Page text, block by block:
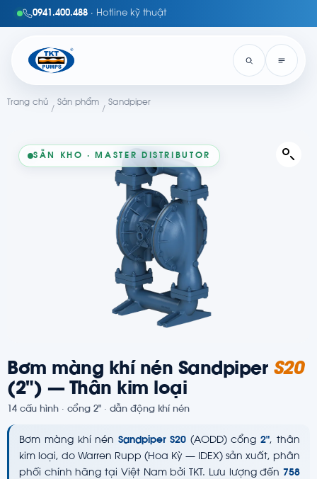
0941.400.488 · Hotline kỹ thuật
Trang chủ
/
Sản phẩm
/
Sandpiper
SẴN KHO · MASTER DISTRIBUTOR
Bơm màng khí nén Sandpiper S20
(2") — Thân kim loại
14 cấu hình · cổng 2" · dẫn động khí nén
Bơm màng khí nénSandpiper S20(AODD) cổng2", thân
kim loại, do Warren Rupp (Hoa Kỳ — IDEX) sản xuất, phân
phối chính hãng tại Việt Nam bởi TKT. Lưu lượng đến 758